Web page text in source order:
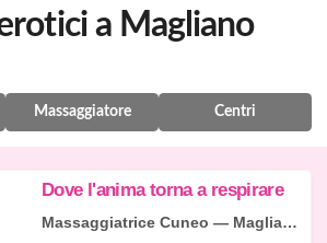
a Magliano
Massaggiatore Centri
Dove l'anima torna a respirare
Massaggiatrice Cuneo — Magliano Alpi